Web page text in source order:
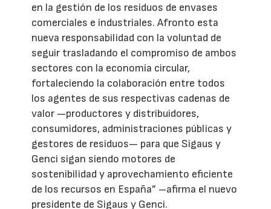
en la gestión de los residuos de envases
comerciales e industriales. Afronto esta
nueva responsabilidad con la voluntad de
seguir trasladando el compromiso de ambos
sectores con la economía circular,
fortaleciendo la colaboración entre todos
los agentes de sus respectivas cadenas de
valor —productores y distribuidores,
consumidores, administraciones públicas y
gestores de residuos— para que Sigaus y
Genci sigan siendo motores de
sostenibilidad y aprovechamiento eficiente
de los recursos en España” –afirma el nuevo
presidente de Sigaus y Genci.